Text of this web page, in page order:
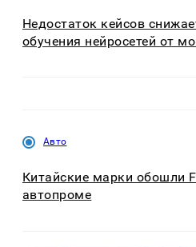
Недостаток кейсов
обучения нейросетей от
Авто
Китайские марки обошли
автопроме